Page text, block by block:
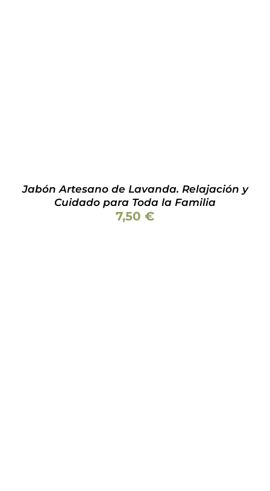
Jabón Artesano de Lavanda. Relajación y
Cuidado para Toda la Familia
7,50 €